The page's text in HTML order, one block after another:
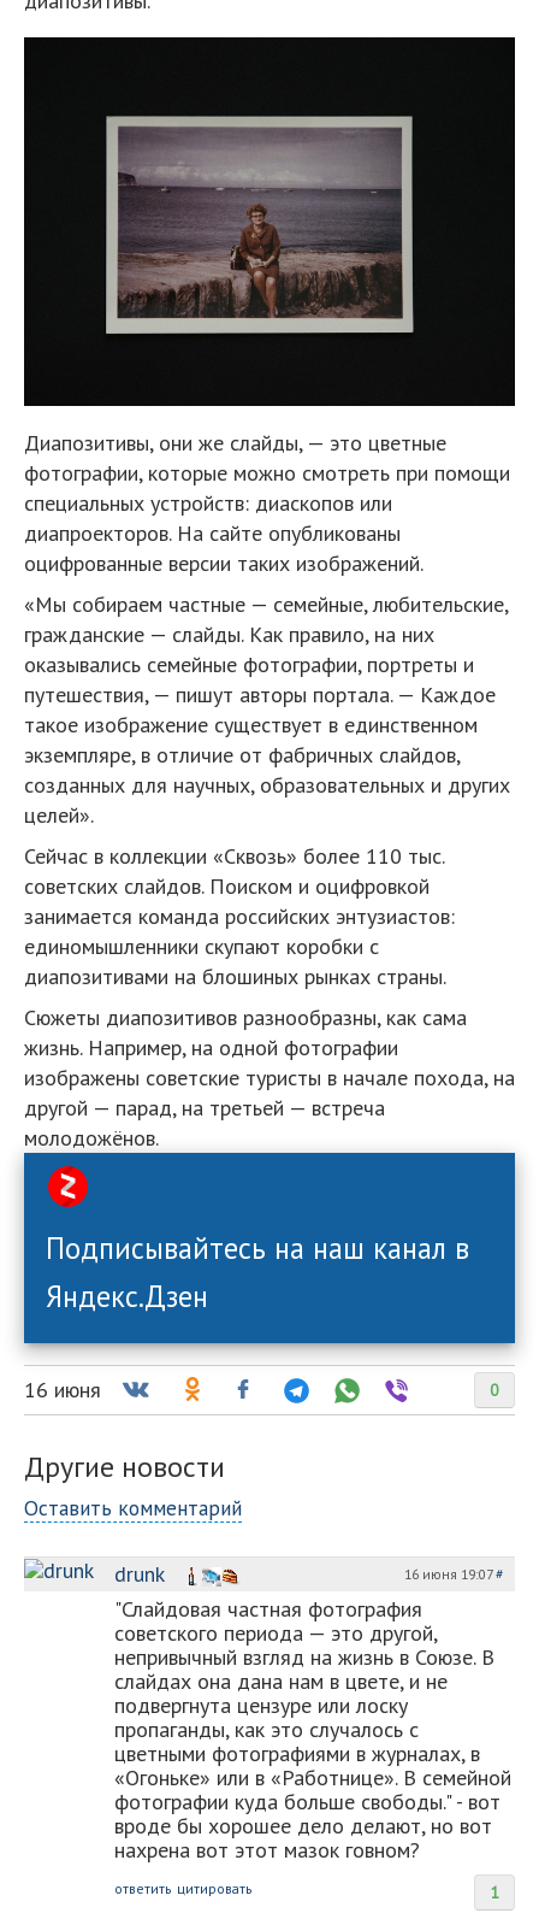
Диапозитивы, они же слайды, — это цветные
фотографии, которые можно смотреть при помощи
специальных устройств: диаскопов или
диапроекторов. На сайте опубликованы
оцифрованные версии таких изображений.
«Мы собираем частные — семейные, любительские,
гражданские — слайды. Как правило, на них
оказывались семейные фотографии, портреты и
путешествия, — пишут авторы портала. — Каждое
такое изображение существует в единственном
экземпляре, в отличие от фабричных слайдов,
созданных для научных, образовательных и других
целей».
Сейчас в коллекции «Сквозь» более 110 тыс.
советских слайдов. Поиском и оцифровкой
занимается команда российских энтузиастов:
единомышленники скупают коробки с
диапозитивами на блошиных рынках страны.
Сюжеты диапозитивов разнообразны, как сама
жизнь. Например, на одной фотографии
изображены советские туристы в начале похода, на
другой — парад, на третьей — встреча
молодожёнов.
Подписывайтесь на наш канал в
Яндекс.Дзен
0
16 июня
Другие новости
Оставить комментарий
drunk 16 июня 19:07#
"Слайдовая частная фотография
советского периода — это другой,
непривычный взгляд на жизнь в Союзе. В
слайдах она дана нам в цвете, и не
подвергнута цензуре или лоску
пропаганды, как это случалось с
цветными фотографиями в журналах, в
«Огоньке» или в «Работнице». В семейной
фотографии куда больше свободы." - вот
вроде бы хорошее дело делают, но вот
нахрена вот этот мазок говном?
1
ответить цитировать